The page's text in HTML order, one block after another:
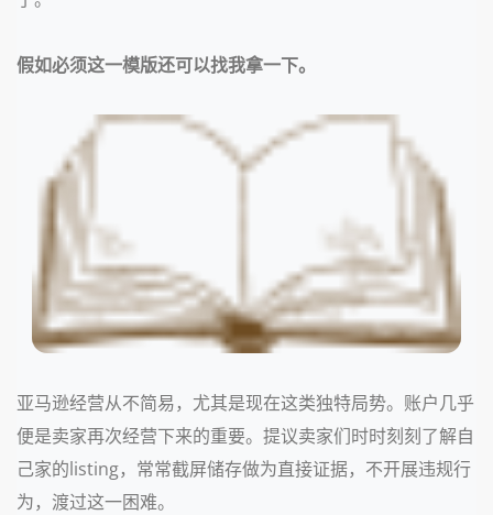
假如必须这一模版还可以找我拿一下。
亚马逊经营从不简易，尤其是现在这类独特局势。账户几乎
便是卖家再次经营下来的重要。提议卖家们时时刻刻了解自
己家的listing，常常截屏储存做为直接证据，不开展违规行
为，渡过这一困难。